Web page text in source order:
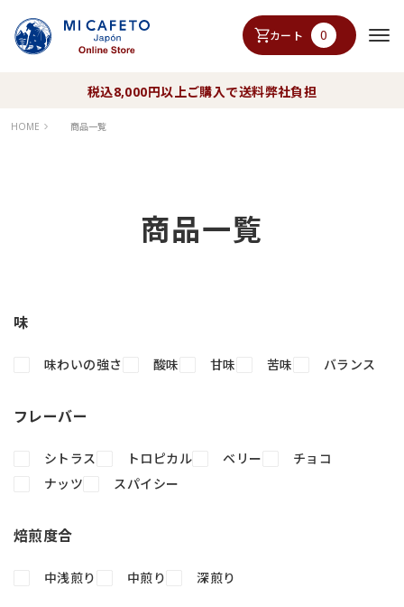
カート 0
税込8,000円以上ご購入で送料弊社負担
HOME 商品一覧
商品一覧
味
味わいの強さ 酸味 甘味 苦味 バランス
フレーバー
シトラス トロピカル ベリー
チョコ
ナッツ
スパイシー
焙煎度合
中浅煎り 中煎り 深煎り